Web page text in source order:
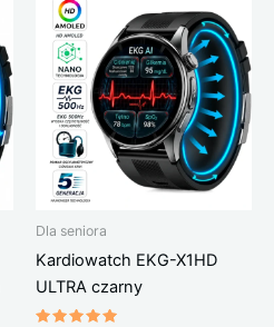
Dla seniora
Kardiowatch EKG-X1HD
ULTRA czarny